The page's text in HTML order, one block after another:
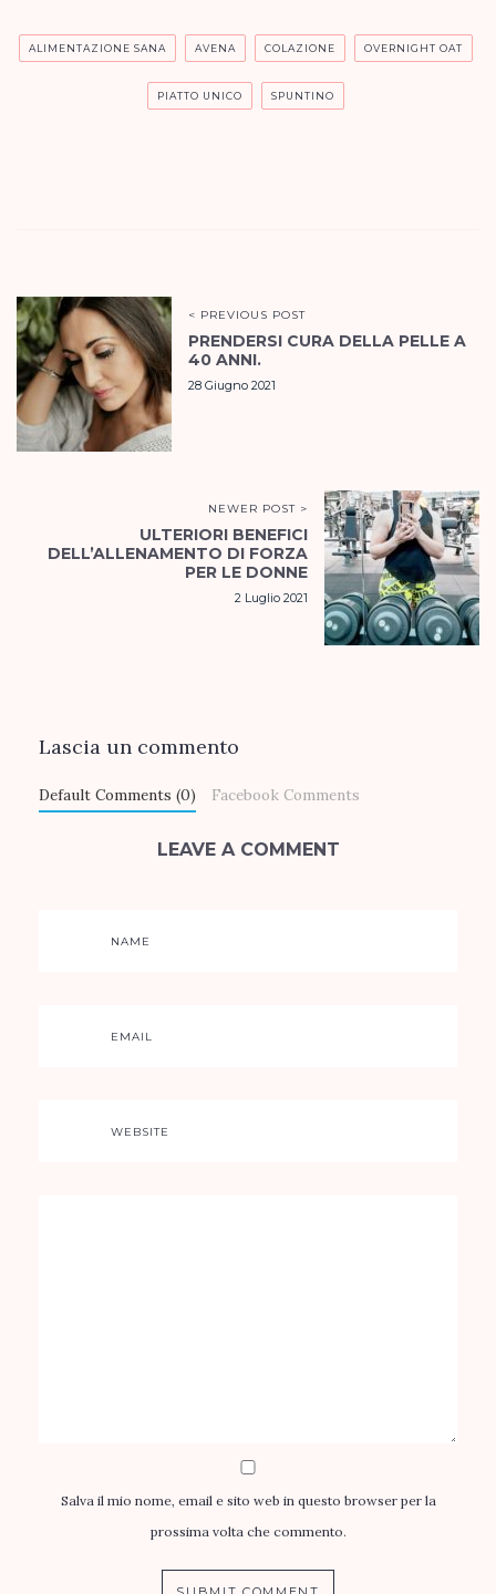
ALIMENTAZIONE SANA AVENA COLAZIONE OVERNIGHT OAT
PIATTO UNICO SPUNTINO
< PREVIOUS POST
PRENDERSI CURA DELLA PELLE A
40 ANNI.
28 Giugno 2021
NEWER POST >
ULTERIORI BENEFICI
DELL’ALLENAMENTO DI FORZA
PER LE DONNE
2 Luglio 2021
Lascia un commento
Default Comments (0) Facebook Comments
LEAVE A COMMENT
NAME
EMAIL
WEBSITE
Salva il mio nome, email e sito web in questo browser per la
prossima volta che commento.